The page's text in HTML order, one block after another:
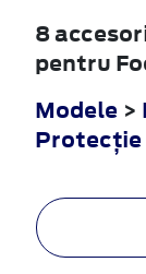
8
pentru
Modele >